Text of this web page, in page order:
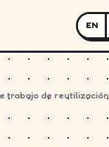
EN
trabajo de reutilización